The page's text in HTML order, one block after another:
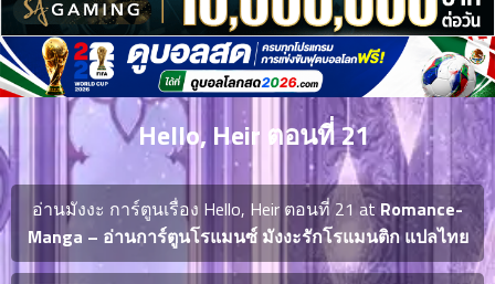
เกาหลี
ญี่ปุ่น
Hello, Heir ตอนที่ 21
อ่านมังงะ การ์ตูนเรื่อง Hello, Heir ตอนที่ 21 at Romance-
Manga – อ่านการ์ตูนโรแมนซ์ มังงะรักโรแมนติก แปลไทย
3
ตอน
ที่
ม
4
ม
ตอน
ที่